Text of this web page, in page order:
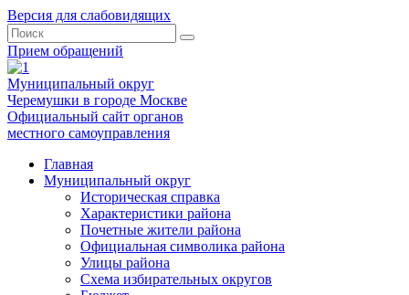
Версия для слабовидящих
Прием обращений
Муниципальный округ
Черемушки в городе Москве
Официальный сайт органов
местного самоуправления
Главная
Муниципальный округ
Историческая справка
Характеристики района
Почетные жители района
Официальная символика района
Улицы района
Схема избирательных округов